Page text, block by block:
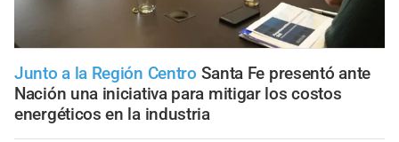
Junto a la Región Centro Santa Fe presentó ante
Nación una iniciativa para mitigar los costos
energéticos en la industria